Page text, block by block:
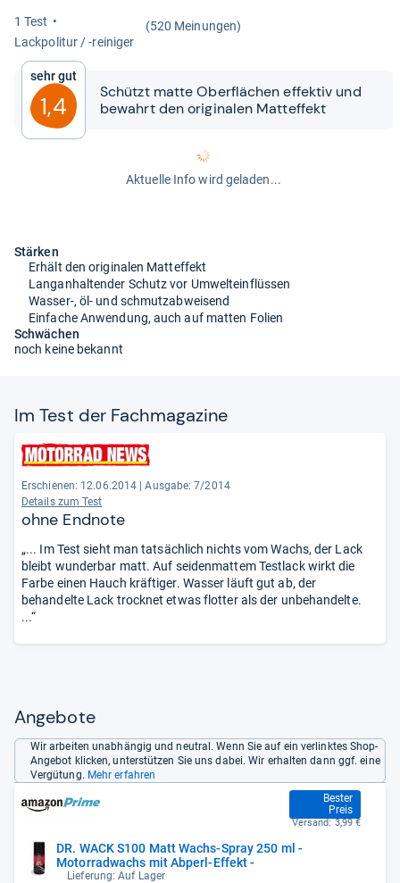
1 Test
(520 Meinungen)
Lack­po­li­tur / -​rei­ni­ger
Sehr gut
1,4
Schützt matte Ober­flä­chen effek­tiv und
bewahrt den ori­gi­na­len Matt­ef­fekt
Aktuelle Info wird geladen...
Stärken
Erhält den originalen Matteffekt
Langanhaltender Schutz vor Umwelteinflüssen
Wasser-, öl- und schmutzabweisend
Einfache Anwendung, auch auf matten Folien
Schwächen
noch keine bekannt
Im Test der Fach­ma­ga­zine
Erschienen: 12.06.2014
Ausgabe: 7/2014
Details zum Test
ohne Endnote
„... Im Test sieht man tatsächlich nichts vom Wachs, der Lack
bleibt wunderbar matt. Auf seidenmattem Testlack wirkt die
Farbe einen Hauch kräftiger. Wasser läuft gut ab, der
behandelte Lack trocknet etwas flotter als der unbehandelte.
...“
Angebote
Wir arbeiten unabhängig und neutral. Wenn Sie auf ein verlinktes Shop-
Angebot klicken, unterstützen Sie uns dabei. Wir erhalten dann ggf. eine
Vergütung. Mehr erfahren
DR. WACK S100 Matt Wachs-Spray 250 ml -
Motorradwachs mit Abperl-Effekt -
Lieferung: Auf Lager
Bester
Preis
12,50 €
Versand: 3,99 €